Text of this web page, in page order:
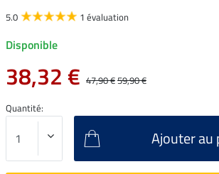
5.0 1 évaluation
Disponible
38,32 € 47,90 €59,90 €
Quantité:
Ajouter au